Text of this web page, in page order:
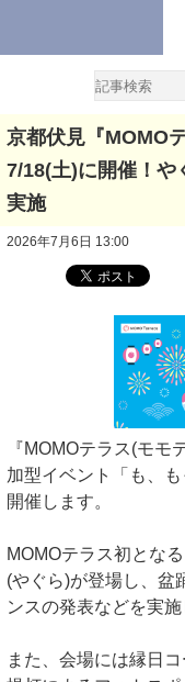
京都伏見『MOMO
7/18(土)に開催！や
実施
2026年7月6日 13:00
『MOMOテラス(モ
加型イベント「も、
開催します。
MOMOテラス初とな
(やぐら)が登場し、盆
ンスの発表などを実施
また、会場には縁日